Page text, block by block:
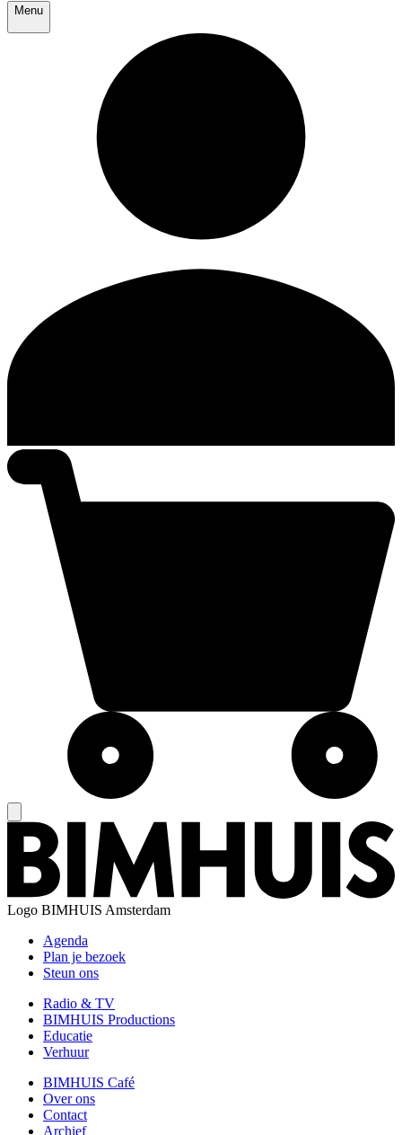
Menu
Logo BIMHUIS Amsterdam
Agenda
Plan je bezoek
Steun ons
Radio & TV
BIMHUIS Productions
Educatie
Verhuur
BIMHUIS Café
Over ons
Contact
Archief